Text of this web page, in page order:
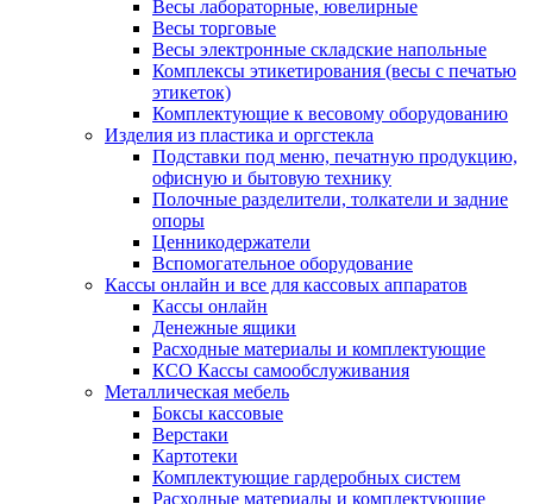
Весы лабораторные, ювелирные
Весы торговые
Весы электронные складские напольные
Комплексы этикетирования (весы с печатью
этикеток)
Комплектующие к весовому оборудованию
Изделия из пластика и оргстекла
Подставки под меню, печатную продукцию,
офисную и бытовую технику
Полочные разделители, толкатели и задние
опоры
Ценникодержатели
Вспомогательное оборудование
Кассы онлайн и все для кассовых аппаратов
Кассы онлайн
Денежные ящики
Расходные материалы и комплектующие
КСО Кассы самообслуживания
Металлическая мебель
Боксы кассовые
Верстаки
Картотеки
Комплектующие гардеробных систем
Расходные материалы и комплектующие